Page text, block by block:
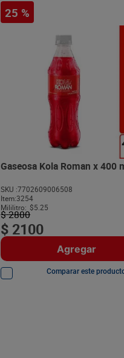
25 %
Gaseosa Kola Roman x 400
SKU :7702609006508
Item:3254
Mililitro: $5.25
$2800
$ 2100
Agregar
Comparar este